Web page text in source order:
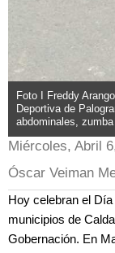
Foto I Freddy
Deportiva de
abdominales,
Miércoles, Abril
Óscar Veiman
Hoy celebran el
municipios de
Gobernación. En